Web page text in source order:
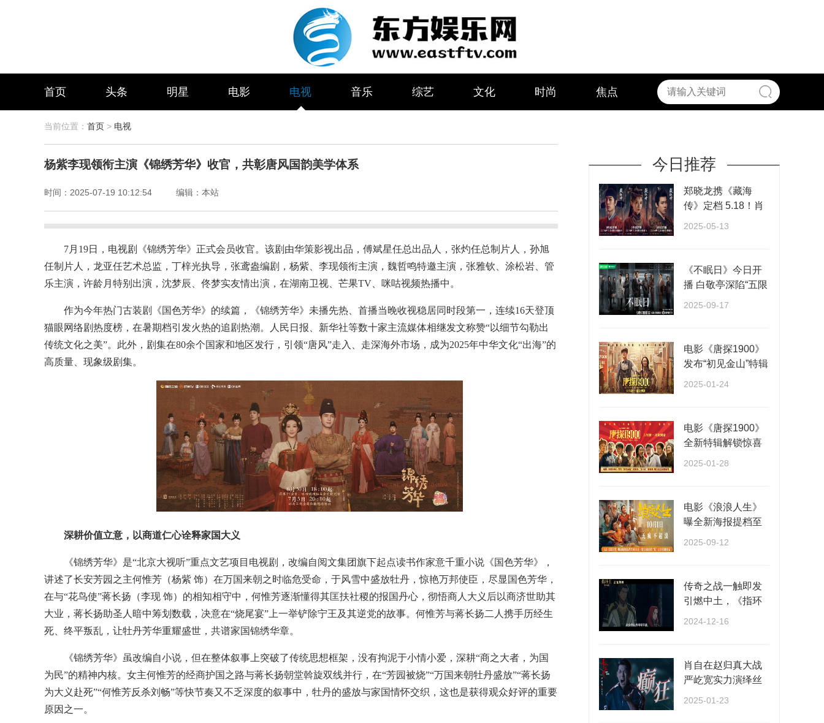
首页 头条 明星 电影 电视 音乐 综艺 文化 时尚 焦点
当前位置： 首页 > 电视
杨紫李现领衔主演《锦绣芳华》收官，共彰唐风国韵美学体系
时间： 2025-07-19 10:12:54 编辑： 本站
7月19日，电视剧《锦绣芳华》正式会员收官。该剧由华策影视出品，傅斌星任总出品人，张灼任总制片人，孙旭
任制片人，龙亚任艺术总监，丁梓光执导，张鸢盎编剧，杨紫、李现领衔主演，魏哲鸣特邀主演，张雅钦、涂松岩、管
乐主演，许龄月特别出演，沈梦辰、佟梦实友情出演，在湖南卫视、芒果TV、咪咕视频热播中。
作为今年热门古装剧《国色芳华》的续篇，《锦绣芳华》未播先热、首播当晚收视稳居同时段第一，连续16天登顶
猫眼网络剧热度榜，在暑期档引发火热的追剧热潮。人民日报、新华社等数十家主流媒体相继发文称赞“以细节勾勒出
传统文化之美”。此外，剧集在80余个国家和地区发行，引领“唐风”走入、走深海外市场，成为2025年中华文化“出海”的
高质量、现象级剧集。
深耕价值立意，以商道仁心诠释家国大义
《锦绣芳华》是“北京大视听”重点文艺项目电视剧，改编自阅文集团旗下起点读书作家意千重小说《国色芳华》，
讲述了长安芳园之主何惟芳（杨紫 饰）在万国来朝之时临危受命，于风雪中盛放牡丹，惊艳万邦使臣，尽显国色芳华，
在与“花鸟使”蒋长扬（李现 饰）的相知相守中，何惟芳逐渐懂得其匡扶社稷的报国丹心，彻悟商人大义后以商济世助其
大业，蒋长扬助圣人暗中筹划数载，决意在“烧尾宴”上一举铲除宁王及其逆党的故事。何惟芳与蒋长扬二人携手历经生
死、终平叛乱，让牡丹芳华重耀盛世，共谱家国锦绣华章。
《锦绣芳华》虽改编自小说，但在整体叙事上突破了传统思想框架，没有拘泥于小情小爱，深耕“商之大者，为国
为民”的精神内核。女主何惟芳的经商护国之路与蒋长扬朝堂斡旋双线并行，在“芳园被烧”“万国来朝牡丹盛放”“蒋长扬
为大义赴死”“何惟芳反杀刘畅”等快节奏又不乏深度的叙事中，牡丹的盛放与家国情怀交织，这也是获得观众好评的重要
原因之一。
今日推荐
郑晓龙携《藏海
传》定档 5.18！肖
2025-05-13
《不眠日》今日开
播 白敬亭深陷“五限
2025-09-17
电影《唐探1900》
发布“初见金山”特辑
2025-01-24
电影《唐探1900》
全新特辑解锁惊喜
2025-01-28
电影《浪浪人生》
曝全新海报提档至
2025-09-12
传奇之战一触即发
引燃中土，《指环
2024-12-16
肖自在赵归真大战
严屹宽实力演绎丝
2025-01-23